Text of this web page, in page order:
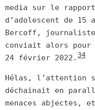
media sur le rapport
d’adolescent de 15
Bercoff,
conviait alors pour
24 février 2022. 34
Hélas, l’attention
déchainait en
menaces abjectes,